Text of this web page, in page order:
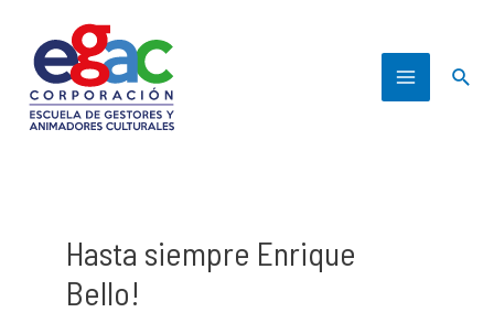
contenido
Main
Hasta siempre Enrique
Bello!